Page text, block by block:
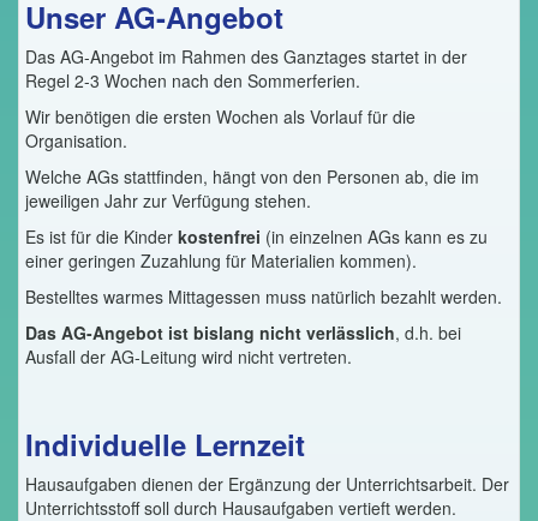
Unser AG-Angebot
Das AG-Angebot im Rahmen des Ganztages startet in der
Regel 2-3 Wochen nach den Sommerferien.
Wir benötigen die ersten Wochen als Vorlauf für die
Organisation.
Welche AGs stattfinden, hängt von den Personen ab, die im
jeweiligen Jahr zur Verfügung stehen.
Es ist für die Kinder kostenfrei (in einzelnen AGs kann es zu
einer geringen Zuzahlung für Materialien kommen).
Bestelltes warmes Mittagessen muss natürlich bezahlt werden.
Das AG-Angebot ist bislang nicht verlässlich, d.h. bei
Ausfall der AG-Leitung wird nicht vertreten.
Individuelle Lernzeit
Hausaufgaben dienen der Ergänzung der Unterrichtsarbeit. Der
Unterrichtsstoff soll durch Hausaufgaben vertieft werden.